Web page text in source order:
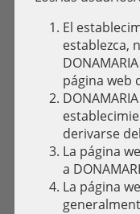
El
establezca,
página web
derivarse
La página
a
La página